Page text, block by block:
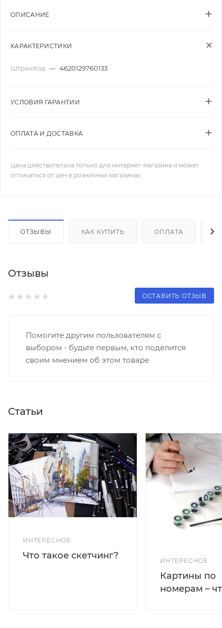
ОПИСАНИЕ
ХАРАКТЕРИСТИКИ
ШтрихКод — 4620129760133
УСЛОВИЯ ГАРАНТИИ
ОПЛАТА И ДОСТАВКА
Цена действительна только для интернет-магазина и может
отличаться от цен в розничных магазинах
ОТЗЫВЫ КАК КУПИТЬ ОПЛАТА
Отзывы
ОСТАВИТЬ ОТЗЫВ
Помогите другим пользователям с
выбором - будьте первым, кто поделится
своим мнением об этом товаре
Статьи
ИНТЕРЕСНОЕ
Что такое скетчинг?
ИНТЕРЕСНОЕ
Картины по
номерам –